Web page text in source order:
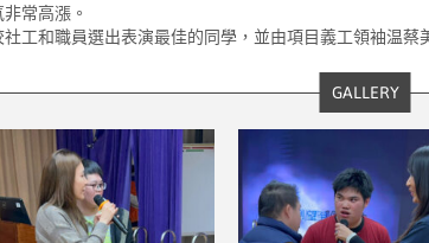
常高漲。
工和職員選出表演最佳的同學，並由項目義工領袖温蔡
GALLERY